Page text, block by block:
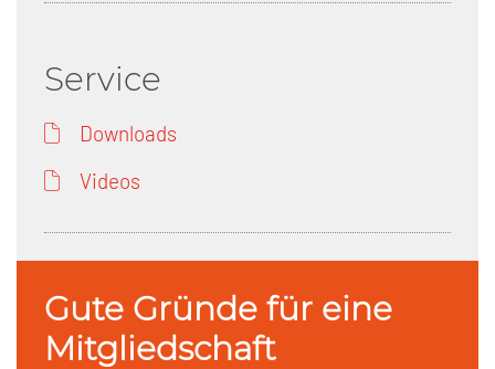
Service
Downloads
Videos
Gute Gründe für eine
Mitgliedschaft